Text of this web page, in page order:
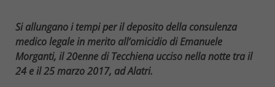
Si allungano i tempi per il deposito della consulenza
medico legale in merito all’omicidio di Emanuele
Morganti, il 20enne di Tecchiena ucciso nella notte tra il
24 e il 25 marzo 2017, ad Alatri.